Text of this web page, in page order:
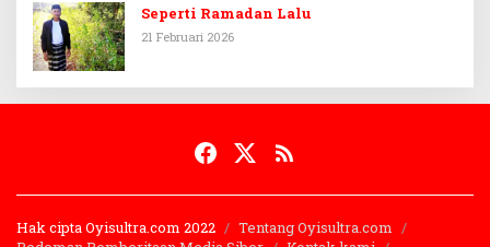
Seperti Ramadan Lalu
21 Februari 2026
Hak cipta Oyisultra.com 2022
Tentang Oyisultra.com